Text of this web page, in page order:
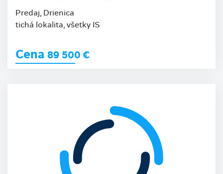
Predaj, Drienica
tichá lokalita, všetky IS
Cena 89 500 €